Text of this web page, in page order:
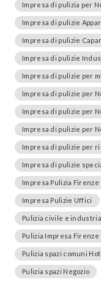
Impresa di pulizia per
Impresa di pulizie
Impresa di pulizie
Impresa di pulizie
Impresa di pulizie per
Impresa di pulizie per
Impresa di pulizie per
Impresa di pulizie per
Impresa di pulizie per
Impresa di pulizie
Impresa Pulizia Firenze
Impresa Pulizie Uffici
Pulizia civile e
Pulizia Impresa Firenze
Pulizia spazi comuni
Pulizia spazi Negozio